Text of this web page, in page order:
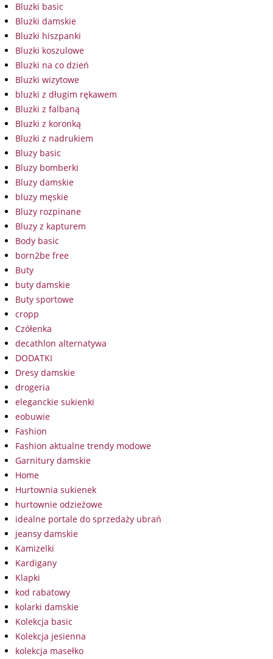
Bluzki basic
Bluzki damskie
Bluzki hiszpanki
Bluzki koszulowe
Bluzki na co dzień
Bluzki wizytowe
bluzki z długim rękawem
Bluzki z falbaną
Bluzki z koronką
Bluzki z nadrukiem
Bluzy basic
Bluzy bomberki
Bluzy damskie
bluzy męskie
Bluzy rozpinane
Bluzy z kapturem
Body basic
born2be free
Buty
buty damskie
Buty sportowe
cropp
Czółenka
decathlon alternatywa
DODATKI
Dresy damskie
drogeria
eleganckie sukienki
eobuwie
Fashion
Fashion aktualne trendy modowe
Garnitury damskie
Home
Hurtownia sukienek
hurtownie odzieżowe
idealne portale do sprzedaży ubrań
jeansy damskie
Kamizelki
Kardigany
Klapki
kod rabatowy
kolarki damskie
Kolekcja basic
Kolekcja jesienna
kolekcja masełko